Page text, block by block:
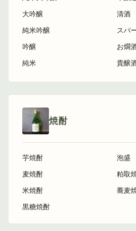
大吟醸
純米吟醸
吟醸
純米
清酒
スパ
お燗
貴醸
焼酎
芋焼酎
麦焼酎
米焼酎
黒糖焼酎
泡盛
粕取
蕎麦